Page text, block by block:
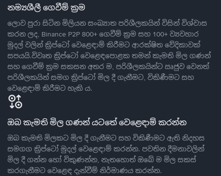
නම්‍යශීලී ගෙවීම් ක්‍රම
ලොව පුරා සිටින මිලියන සංඛ්‍යාත පරිශීලකයින් විසින් විශ්වාස
කරන ලද, Binance P2P 800+ ගෙවීම් ක්‍රම සහ 100+ ව්‍යවහාර
මුදල් වලින් ක්‍රිප්ටෝ වෙළෙඳාම් කිරීමට ආරක්ෂිත වේදිකාවක්
සපයයි.විවෘත ක්‍රිප්ටෝ වෙළෙඳපොළක තමන් කැමති මිල ගණන්
සහ ගෙවීම් ක්‍රම සකසන අතර ම, පරිශීලකයින්ට ඍජුව වෙනත්
පරිශීලකයින් සමග ක්‍රිප්ටෝ මිල දී ගැනීමට, විකිණීමට සහ
වෙළෙඳාම් කිරීමට හැකි ය.
ඔබ කැමති මිල ගණන් යටතේ වෙළෙඳාම් කරන්න
ඔබ කැමති මිලකට මිල දී ගැනීමට සහ විකිණීමට ඇති නිදහස
සමගග ක්‍රිප්ටෝ මුදල් වෙළෙඳාම් කරන්න. පවතින දීමනාවලින්
මිල දී ගන්න හෝ විකුණන්න, නැතහොත් ඔබේ ම මිල සකස්
කරගැනීමට වෙළෙඳ දැන්වීම් නිර්මාණය කරන්න.